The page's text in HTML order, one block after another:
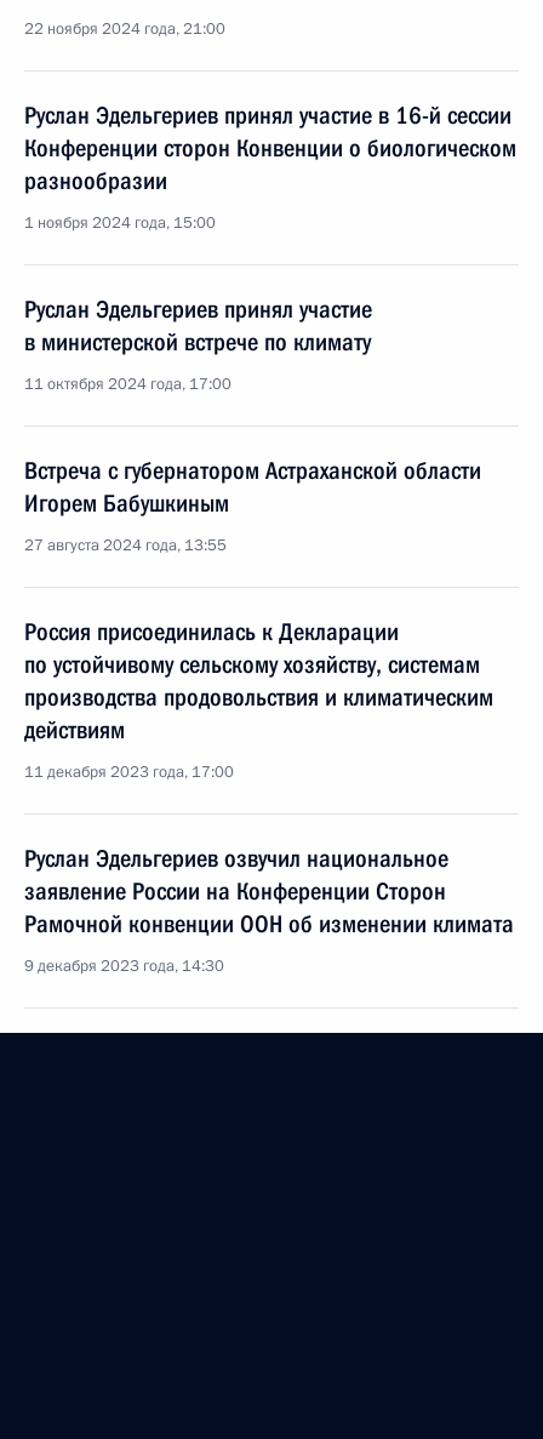
22 ноября 2024 года, 21:00
Руслан Эдельгериев принял участие в 16-й сессии
Конференции сторон Конвенции о биологическом
разнообразии
1 ноября 2024 года, 15:00
Руслан Эдельгериев принял участие
в министерской встрече по климату
11 октября 2024 года, 17:00
Встреча с губернатором Астраханской области
Игорем Бабушкиным
27 августа 2024 года, 13:55
Россия присоединилась к Декларации
по устойчивому сельскому хозяйству, системам
производства продовольствия и климатическим
действиям
11 декабря 2023 года, 17:00
Руслан Эдельгериев озвучил национальное
заявление России на Конференции Сторон
Рамочной конвенции ООН об изменении климата
9 декабря 2023 года, 14:30